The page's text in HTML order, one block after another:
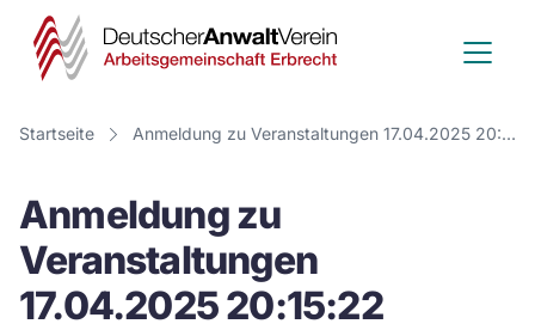
Deutscher
Anwalt
Verein
Startseite Anmeldung zu Veranstaltungen 17.04.2025 20:15:22
Anmeldung zu
Veranstaltungen
17.04.2025 20:15:22